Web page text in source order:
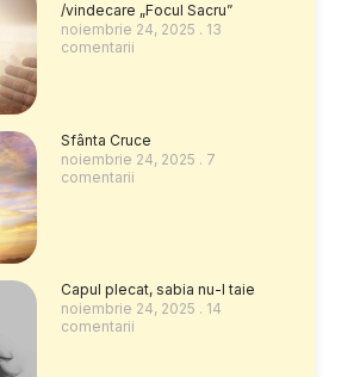
/vindecare „Focul Sacru”
noiembrie 24, 2025
13
comentarii
Sfânta Cruce
noiembrie 24, 2025
7
comentarii
Capul plecat, sabia nu-l taie
noiembrie 24, 2025
14
comentarii